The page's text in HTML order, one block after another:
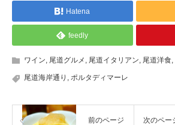
Hatena
feedly
ワイン 尾道グルメ 尾道イタリアン 尾道洋食
尾道海岸通り ポルタディマーレ
前のページ 次のペー